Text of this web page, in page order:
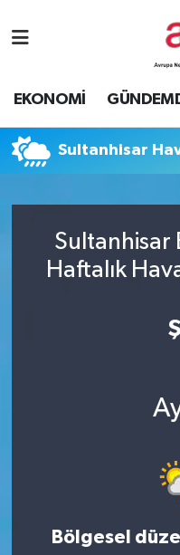
EKONOMİ
Sultanhisar
Sultanhisar
Haftalık
Bölgesel
Nöbetçi
Namaz Vakitleri
Trafik Durumu
Süper Lig Puan